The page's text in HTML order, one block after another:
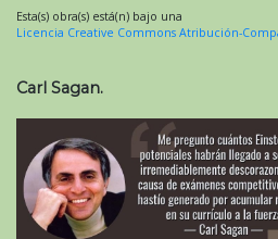
Esta(s) obra(s) está(n) bajo una
Licencia Creative Commons Atribución-
Carl Sagan.